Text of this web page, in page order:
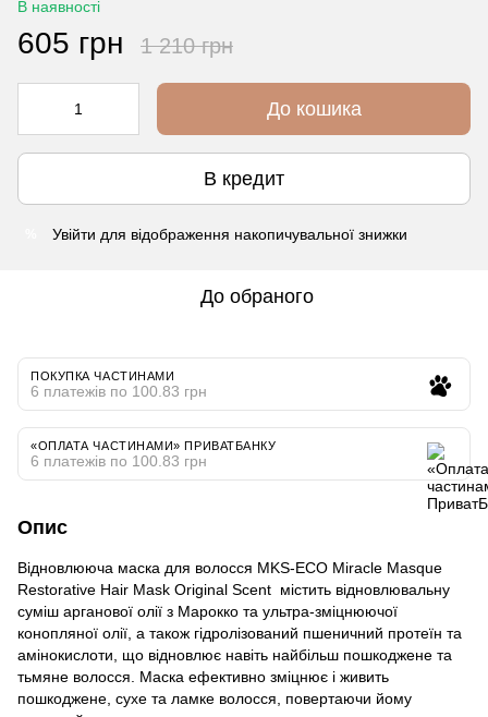
В наявності
605 грн 1 210 грн
До кошика
В кредит
Увійти для відображення накопичувальної знижки
До обраного
ПОКУПКА ЧАСТИНАМИ
6 платежів по 100.83 грн
«ОПЛАТА ЧАСТИНАМИ» ПРИВАТБАНКУ
6 платежів по 100.83 грн
Опис
Відновлююча маска для волосся MKS-ECO Miracle Masque
Restorative Hair Mask Original Scent містить відновлювальну
суміш арганової олії з Марокко та ультра-зміцнюючої
конопляної олії, а також гідролізований пшеничний протеїн та
амінокислоти, що відновлює навіть найбільш пошкоджене та
тьмяне волосся. Маска ефективно зміцнює і живить
пошкоджене, сухе та ламке волосся, повертаючи йому